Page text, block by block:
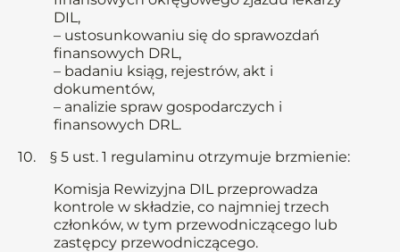
DIL,
– ustosunkowaniu się do sprawozdań
finansowych DRL,
– badaniu ksiąg, rejestrów, akt i
dokumentów,
– analizie spraw gospodarczych i
finansowych DRL.
10. § 5 ust. 1 regulaminu otrzymuje brzmienie:
Komisja Rewizyjna DIL przeprowadza
kontrole w składzie, co najmniej trzech
członków, w tym przewodniczącego lub
zastępcy przewodniczącego.